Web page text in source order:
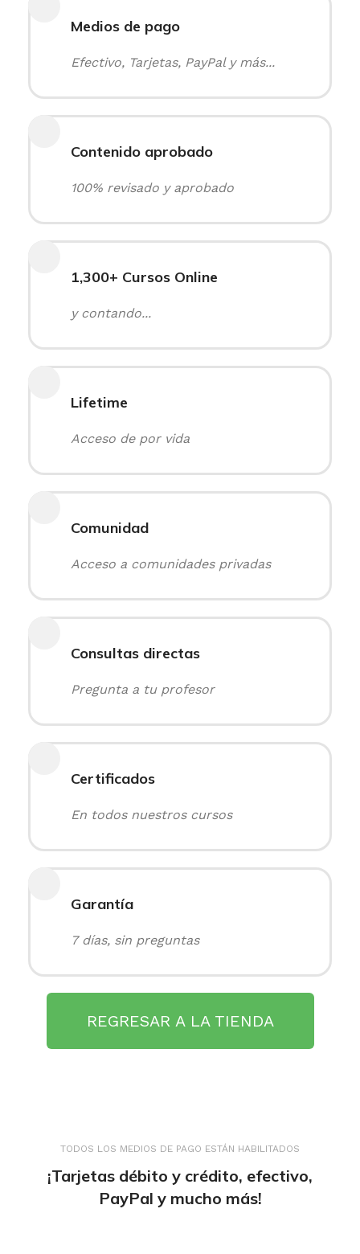
Medios de pago
Efectivo, Tarjetas, PayPal y más...
Contenido aprobado
100% revisado y aprobado
1,300+ Cursos Online
y contando...
Lifetime
Acceso de por vida
Comunidad
Acceso a comunidades privadas
Consultas directas
Pregunta a tu profesor
Certificados
En todos nuestros cursos
Garantía
7 días, sin preguntas
REGRESAR A LA TIENDA
TODOS LOS MEDIOS DE PAGO ESTÁN HABILITADOS
¡Tarjetas débito y crédito, efectivo,
PayPal y mucho más!